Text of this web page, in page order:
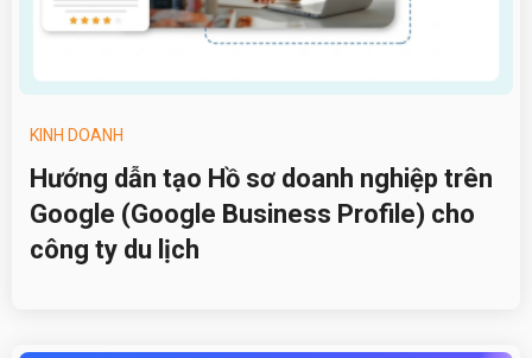
KINH DOANH
Hướng dẫn tạo Hồ sơ doanh nghiệp trên
Google (Google Business Profile) cho
công ty du lịch